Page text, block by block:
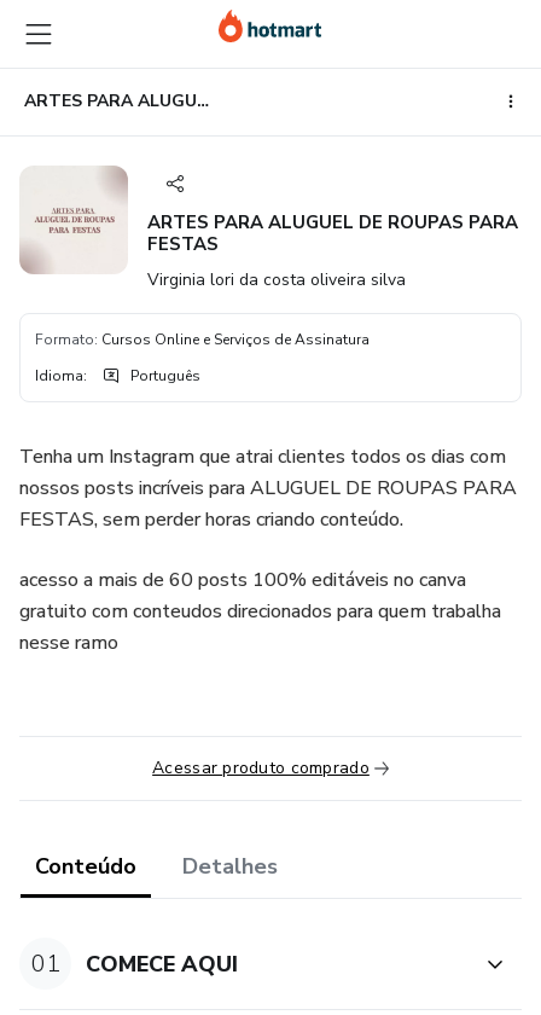
para
o
conteúdo
principal
para
o
pagamento
para
o
rodapé
ARTES PARA ALUGUEL DE ROUPAS PARA FESTAS
ARTES PARA ALUGUEL DE ROUPAS PARA
FESTAS
Virginia lori da costa oliveira silva
Formato: Cursos Online e Serviços de Assinatura
Idioma: Português
Tenha um Instagram que atrai clientes todos os dias com
nossos posts incríveis para ALUGUEL DE ROUPAS PARA
FESTAS, sem perder horas criando conteúdo.
acesso a mais de 60 posts 100% editáveis no canva
gratuito com conteudos direcionados para quem trabalha
nesse ramo
Acessar produto comprado
Conteúdo Detalhes
01 COMECE AQUI